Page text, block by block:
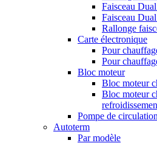
Faisceau
Faisceau
Rallonge
Carte électronique
Pour
Pour
Bloc moteur
Bloc moteur
Bloc moteur
Pompe de circulation
Autoterm
Par modèle